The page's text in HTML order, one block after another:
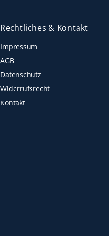
Rechtliches & Kontakt
Impressum
AGB
Datenschutz
Widerrufsrecht
Kontakt